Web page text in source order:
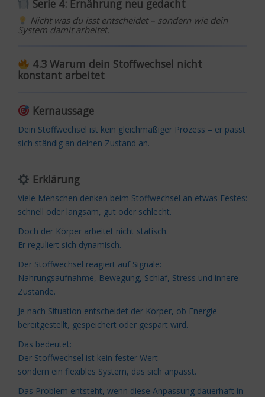
Serie 4: Ernährung neu gedacht
Nicht was du isst entscheidet – sondern wie dein
System damit arbeitet.
4.3 Warum dein Stoffwechsel nicht
konstant arbeitet
Kernaussage
Dein Stoffwechsel ist kein gleichmäßiger Prozess – er passt
sich ständig an deinen Zustand an.
Erklärung
Viele Menschen denken beim Stoffwechsel an etwas Festes:
schnell oder langsam, gut oder schlecht.
Doch der Körper arbeitet nicht statisch.
Er reguliert sich dynamisch.
Der Stoffwechsel reagiert auf Signale:
Nahrungsaufnahme, Bewegung, Schlaf, Stress und innere
Zustände.
Je nach Situation entscheidet der Körper, ob Energie
bereitgestellt, gespeichert oder gespart wird.
Das bedeutet:
Der Stoffwechsel ist kein fester Wert –
sondern ein flexibles System, das sich anpasst.
Das Problem entsteht, wenn diese Anpassung dauerhaft in